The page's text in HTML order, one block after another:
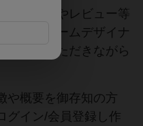
品説明文やレビュー等
務局・ゲームデザイナ
協力をいただきながら
や概要を御存知の方
グイン/会員登録し作